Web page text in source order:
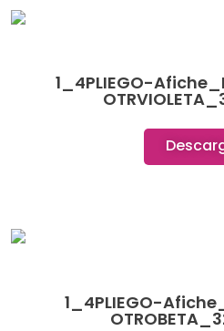
1_4PLIEGO-
1_4PLIEGO-